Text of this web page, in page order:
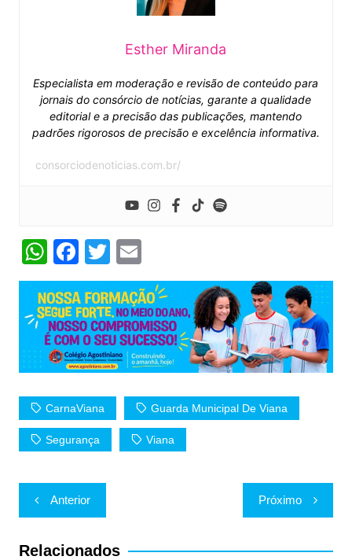
Esther Miranda
Especialista em moderação e revisão de conteúdo para
jornais do consórcio de notícias, garante a qualidade
editorial e a precisão das publicações, mantendo
padrões rigorosos de precisão e excelência informativa.
consorciodenoticias.com.br/
W
h
at
s
A
p
p
F
a
c
e
b
o
o
k
T
w
itt
er
E
m
ai
l
CarnaViana Guarda Municipal De Viana
Segurança Viana
Navegação
de
Post
Anterior Próximo
Relacionados